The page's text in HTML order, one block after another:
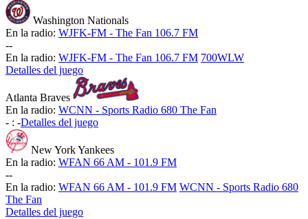
Washington Nationals
En la radio: WJFK-FM - The Fan 106.7 FM
--
En la radio: WJFK-FM - The Fan 106.7 FM 700WLW
Detalles del juego
Atlanta Braves
En la radio: WCNN - Sports Radio 680 The Fan
- : -Detalles del juego
New York Yankees
En la radio: WFAN 66 AM - 101.9 FM
--
En la radio: WFAN 66 AM - 101.9 FM WCNN - Sports Radio 680
The Fan
Detalles del juego